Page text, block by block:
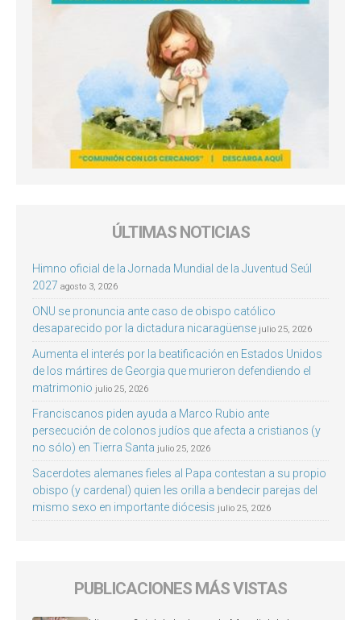
ÚLTIMAS NOTICIAS
Himno oficial de la Jornada Mundial de la Juventud Seúl
2027 agosto 3, 2026
ONU se pronuncia ante caso de obispo católico
desaparecido por la dictadura nicaragüense julio 25, 2026
Aumenta el interés por la beatificación en Estados Unidos
de los mártires de Georgia que murieron defendiendo el
matrimonio julio 25, 2026
Franciscanos piden ayuda a Marco Rubio ante
persecución de colonos judíos que afecta a cristianos (y
no sólo) en Tierra Santa julio 25, 2026
Sacerdotes alemanes fieles al Papa contestan a su propio
obispo (y cardenal) quien les orilla a bendecir parejas del
mismo sexo en importante diócesis julio 25, 2026
PUBLICACIONES MÁS VISTAS